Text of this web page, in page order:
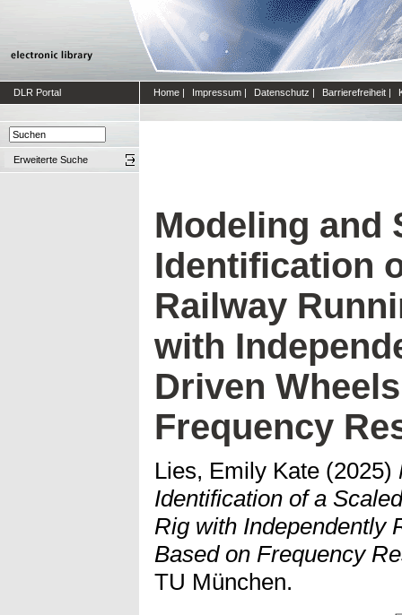
DLR Portal Home | Impressum | Datenschutz | Barrierefreiheit |
Erweiterte Suche
Modeling and
Identification
Railway
with
Driven
Frequency
Lies, Emily Kate (2025)
Identification of a
Rig with Independently
Based on Frequency
TU München.